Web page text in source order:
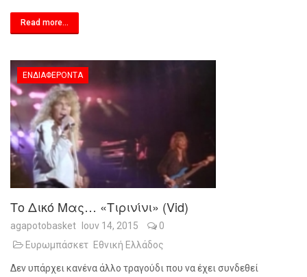
Read more...
ΕΝΔΙΑΦΈΡΟΝΤΑ
Το Δικό Μας… «τιρινίνι» (vid)
agapotobasket Ιουν 14, 2015
0
Ευρωμπάσκετ Εθνική Ελλάδος
Δεν υπάρχει κανένα άλλο τραγούδι που να έχει συνδεθεί